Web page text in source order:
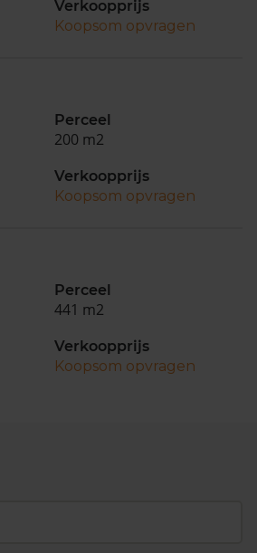
Verkoopprijs
Koopsom opvragen
Perceel
200 m2
Verkoopprijs
Koopsom opvragen
Perceel
441 m2
Verkoopprijs
Koopsom opvragen